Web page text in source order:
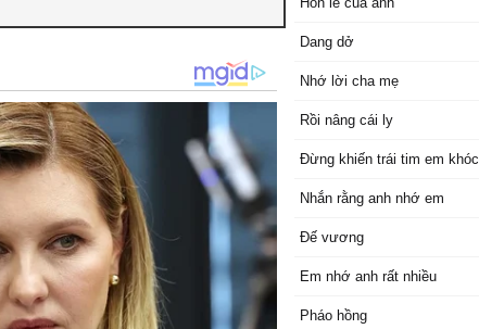
Dang dở
Nhớ lời cha mẹ
Rồi nâng cái ly
Đừng khiến trái tim em khóc
Nhắn rằng anh nhớ em
Đế vương
Em nhớ anh rất nhiều
Pháo hồng